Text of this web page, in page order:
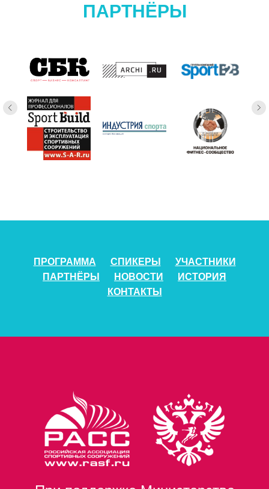
ПАРТНЁРЫ
ПРОГРАММА СПИКЕРЫ
УЧАСТНИКИ
ПАРТНЁРЫ
НОВОСТИ
ИСТОРИЯ
КОНТАКТЫ